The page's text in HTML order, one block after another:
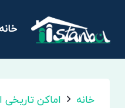
خانه
خانه اماکن تاریخی